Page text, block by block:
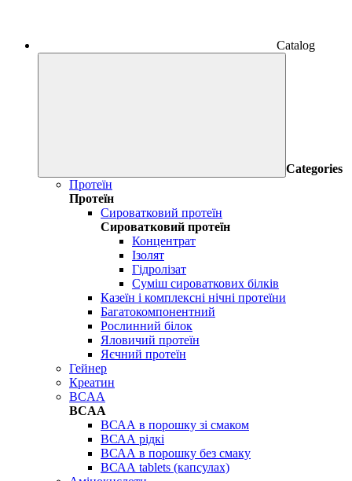
Catalog
Categories
Протеїн
Протеїн
Сироватковий протеїн
Сироватковий протеїн
Концентрат
Ізолят
Гідролізат
Суміш сироваткових білків
Казеїн і комплексні нічні протеїни
Багатокомпонентний
Рослинний білок
Яловичий протеїн
Яєчний протеїн
Гейнер
Креатин
BCAA
BCAA
ВСАА в порошку зі смаком
ВСАА рідкі
ВСАА в порошку без смаку
ВСАА tablets (капсулах)